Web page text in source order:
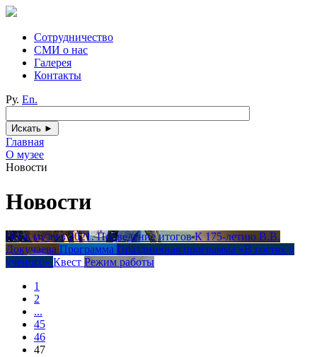
Сотрудничество
СМИ о нас
Галерея
Контакты
Ру. En.
Главная
О музее
Новости
Новости
Ночь музеев 2021. Подведение итогов К 175-летию В.В.
Докучаева Программа Праздничная программа «В гостях у
ученого» Квест Режим работы
1
2
...
45
46
47